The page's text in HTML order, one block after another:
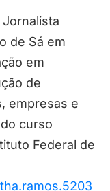
de Sá em
em
de
empresas e
curso
Federal de